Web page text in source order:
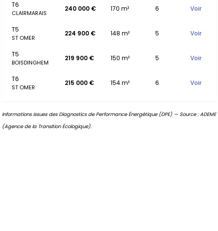
T6
CLAIRMARAIS
240 000 € 170 m² 6 Voir
T5
ST OMER
224 900 € 148 m² 5 Voir
T5
BOISDINGHEM
219 900 € 150 m² 5 Voir
T6
ST OMER
215 000 € 154 m² 6 Voir
Informations issues des Diagnostics de Performance Énergétique (DPE) — Source : ADEME
(Agence de la Transition Écologique).